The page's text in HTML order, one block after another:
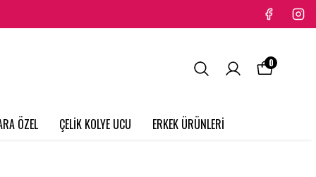
ÖZEL ÇELİK KOLYE UCU ERKEK ÜRÜNLERİ
0